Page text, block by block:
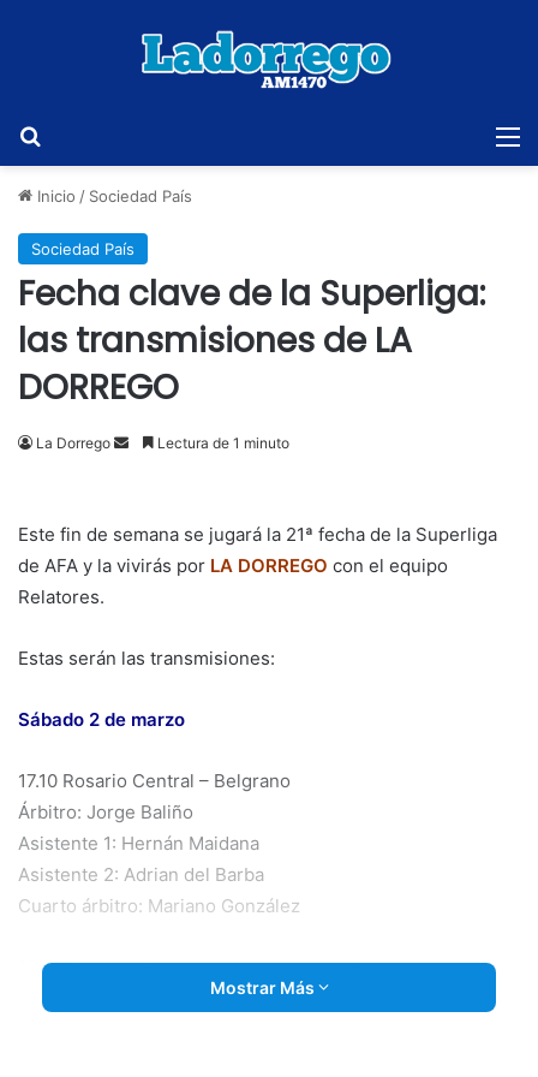
Inicio / Sociedad País
Sociedad País
Fecha clave de la Superliga:
las transmisiones de LA
DORREGO
La Dorrego
SendLectura de 1 minuto
Este fin de semana se jugará la 21ª fecha de la Superliga
de AFA y la vivirás por LA DORREGO con el equipo
Relatores.
Estas serán las transmisiones:
Sábado 2 de marzo
17.10 Rosario Central – Belgrano
Árbitro: Jorge Baliño
Asistente 1: Hernán Maidana
Asistente 2: Adrian del Barba
Cuarto árbitro: Mariano González
19.20 San Martín de San Juan – Godoy Cruz
Árbitro: Patricio LoustauMostrar Más